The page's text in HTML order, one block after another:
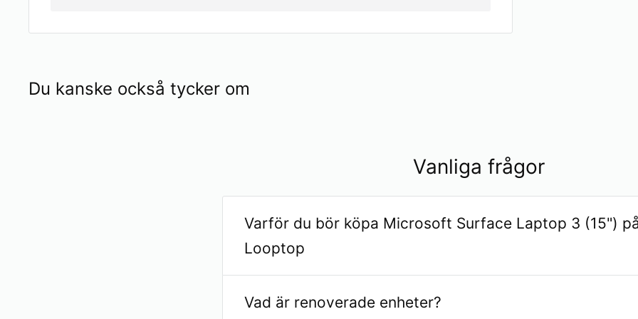
Du kanske också tycker om
Vanliga frågor
Varför du bör köpa Microsoft Surface Laptop 3 (15")
Looptop
Renoverad Microsoft Surface Laptop 3 (15") fungerar som ny, men
till 40 % mindre. Detta sparar både koldioxidutsläpp och
Vad är renoverade enheter?